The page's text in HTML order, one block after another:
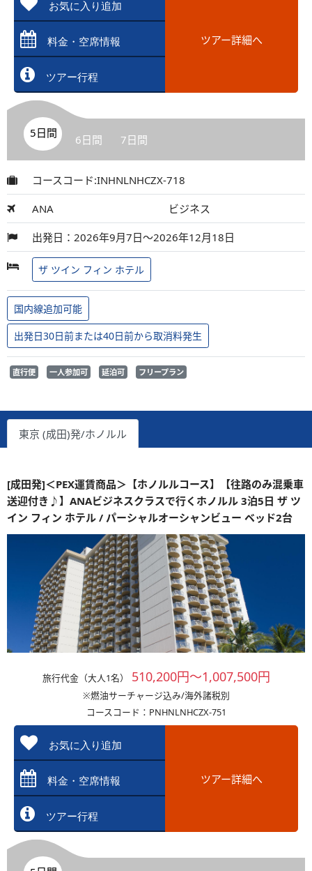
お気に入り追加
料金・空席情報
ツアー行程
ツアー詳細へ
5日間 6日間 7日間
コースコード:INHNLNHCZX-718
ANA ビジネス
出発日：2026年9月7日～2026年12月18日
ザ ツイン フィン ホテル
国内線追加可能
出発日30日前または40日前から取消料発生
直行便 一人参加可 延泊可 フリープラン
東京 (成田)発/ホノルル
[成田発]＜PEX運賃商品＞【ホノルルコース】【往路のみ混乗車
送迎付き♪】ANAビジネスクラスで行くホノルル 3泊5日 ザ ツ
イン フィン ホテル / パーシャルオーシャンビュー ベッド2台
旅行代金（大人1名） 510,200円～1,007,500円
※燃油サーチャージ込み/海外諸税別
コースコード：PNHNLNHCZX-751
お気に入り追加
料金・空席情報
ツアー行程
ツアー詳細へ